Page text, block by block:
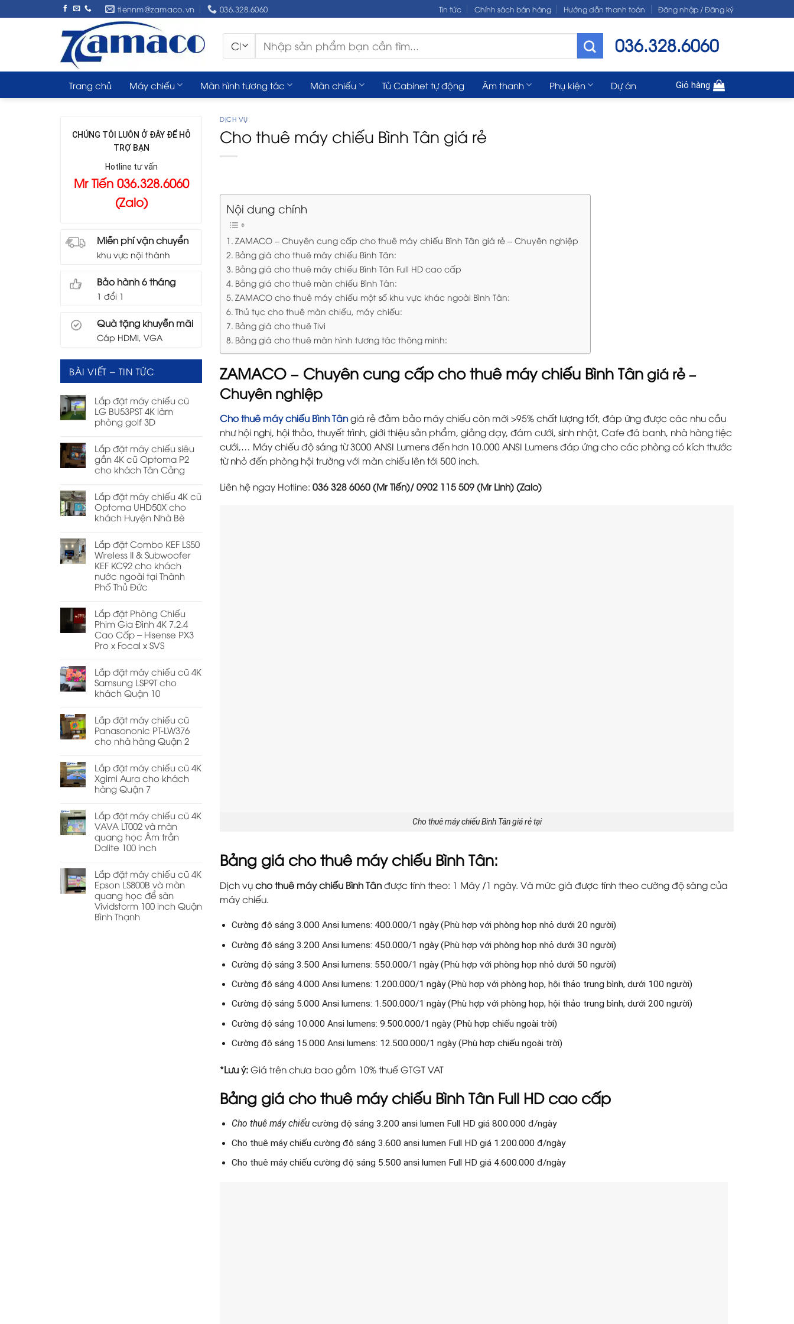
to
tiennm@zamaco.vn 036.328.6060 Tin tức Chính sách bán hàng Hướng dẫn thanh toán Đăng nhập / Đăng ký
Tìm
kiếm:
036.328.6060
Trang chủ Máy chiếu Màn hình tương tác Màn chiếu Tủ Cabinet tự động Âm thanh Phụ kiện Dự án Giỏ hàng
CHÚNG TÔI LUÔN Ở ĐÂY ĐỂ HỖ
TRỢ BẠN
Hotline tư vấn
Mr Tiến 036.328.6060
(Zalo)
Miễn phí vận chuyển
khu vực nội thành
Bảo hành 6 tháng
1 đổi 1
Quà tặng khuyễn mãi
Cáp HDMI, VGA
BÀI VIẾT – TIN TỨC
Lắp đặt máy chiếu cũ
LG BU53PST 4K làm
phòng golf 3D
Lắp đặt máy chiếu siêu
gần 4K cũ Optoma P2
cho khách Tân Cảng
Lắp đặt máy chiếu 4K cũ
Optoma UHD50X cho
khách Huyện Nhà Bè
Lắp đặt Combo KEF LS50
Wireless II & Subwoofer
KEF KC92 cho khách
nước ngoài tại Thành
Phố Thủ Đức
Lắp đặt Phòng Chiếu
Phim Gia Đình 4K 7.2.4
Cao Cấp – Hisense PX3
Pro x Focal x SVS
Lắp đặt máy chiếu cũ 4K
Samsung LSP9T cho
khách Quận 10
Lắp đặt máy chiếu cũ
Panasononic PT-LW376
cho nhà hàng Quận 2
Lắp đặt máy chiếu cũ 4K
Xgimi Aura cho khách
hàng Quận 7
Lắp đặt máy chiếu cũ 4K
VAVA LT002 và màn
quang học Âm trần
Dalite 100 inch
Lắp đặt máy chiếu cũ 4K
Epson LS800B và màn
quang học để sàn
Vividstorm 100 inch Quận
Bình Thạnh
DỊCH VỤ
Cho thuê máy chiếu Bình Tân giá rẻ
Nội dung chính
ZAMACO – Chuyên cung cấp cho thuê máy chiếu Bình Tân giá rẻ – Chuyên nghiệp
Bảng giá cho thuê máy chiếu Bình Tân:
Bảng giá cho thuê máy chiếu Bình Tân Full HD cao cấp
Bảng giá cho thuê màn chiếu Bình Tân:
ZAMACO cho thuê máy chiếu một số khu vực khác ngoài Bình Tân:
Thủ tục cho thuê màn chiếu, máy chiếu:
Bảng giá cho thuê Tivi
Bảng giá cho thuê màn hình tương tác thông minh:
ZAMACO – Chuyên cung cấp cho thuê máy chiếu Bình Tângiá rẻ –
Chuyên nghiệp
Cho thuê máy chiếu Bình Tângiá rẻ đảm bảo máy chiếu còn mới >95% chất lượng tốt, đáp ứng được các nhu cầu
như hội nghị, hội thảo, thuyết trình, giới thiệu sản phẩm, giảng dạy, đám cưới, sinh nhật, Cafe đá banh, nhà hàng tiệc
cưới,… Máy chiếu độ sáng từ 3000 ANSI Lumens đến hơn 10.000 ANSI Lumens đáp ứng cho các phòng có kích thước
từ nhỏ đến phòng hội trường với màn chiếu lên tới 500 inch.
Liên hệ ngay Hotline: 036 328 6060 (Mr Tiến)/ 0902 115 509 (Mr Linh) (Zalo)
Cho thuê máy chiếu Bình Tân giá rẻ tại
Bảng giá cho thuê máy chiếu Bình Tân:
Dịch vụcho thuê máy chiếu Bình Tânđược tính theo: 1 Máy /1 ngày. Và mức giá được tính theo cường độ sáng của
máy chiếu.
Cường độ sáng 3.000 Ansi lumens: 400.000/1 ngày (Phù hợp với phòng họp nhỏ dưới 20 người)
Cường độ sáng 3.200 Ansi lumens: 450.000/1 ngày (Phù hợp với phòng họp nhỏ dưới 30 người)
Cường độ sáng 3.500 Ansi lumens: 550.000/1 ngày (Phù hợp với phòng họp nhỏ dưới 50 người)
Cường độ sáng 4.000 Ansi lumens: 1.200.000/1 ngày (Phù hợp với phòng họp, hội thảo trung bình, dưới 100 người)
Cường độ sáng 5.000 Ansi lumens: 1.500.000/1 ngày (Phù hợp với phòng họp, hội thảo trung bình, dưới 200 người)
Cường độ sáng 10.000 Ansi lumens: 9.500.000/1 ngày (Phù hợp chiếu ngoài trời)
Cường độ sáng 15.000 Ansi lumens: 12.500.000/1 ngày (Phù hợp chiếu ngoài trời)
*Lưu ý:Giá trên chưa bao gồm 10% thuế GTGT VAT
Bảng giá cho thuê máy chiếu Bình Tân Full HD cao cấp
Cho thuê máy chiếu cường độ sáng 3.200 ansi lumen Full HD giá 800.000 đ/ngày
Cho thuê máy chiếu cường độ sáng 3.600 ansi lumen Full HD giá 1.200.000 đ/ngày
Cho thuê máy chiếu cường độ sáng 5.500 ansi lumen Full HD giá 4.600.000 đ/ngày